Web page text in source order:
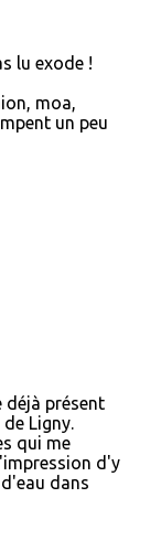
lu exode !
moa,
un peu
déjà présent
Ligny.
qui me
d'y
dans